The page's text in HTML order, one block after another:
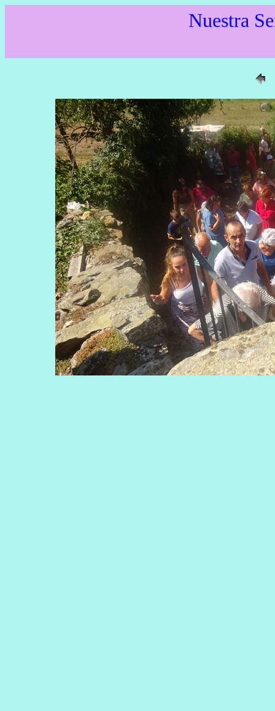
Nuestra